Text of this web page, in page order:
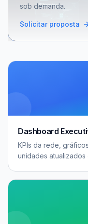
sob demanda.
Solicitar proposta
Dashboard
KPIs da rede,
unidades atualizados